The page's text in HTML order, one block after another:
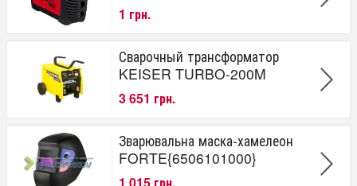
1 грн.
Сварочный трансформатор
KEISER TURBO-200M
3 651 грн.
Зварювальна маска-хамелеон
FORTE{6506101000}
1 015 грн.